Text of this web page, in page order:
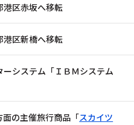
港区赤坂へ移転
港区新橋へ移転
ーシステム「ＩＢＭシステム
面の主催旅行商品「スカイツ